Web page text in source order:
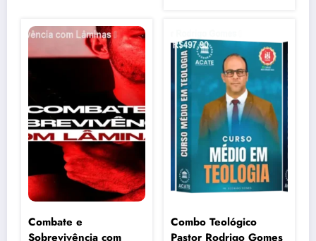
Combate e
Sobrevivência com
Combo Teológico
Pastor Rodrigo Gomes